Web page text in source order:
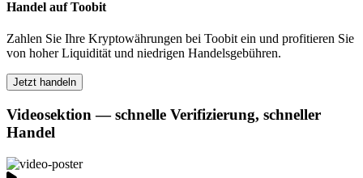
Handel auf Toobit
Zahlen Sie Ihre Kryptowährungen bei Toobit ein und profitieren Sie
von hoher Liquidität und niedrigen Handelsgebühren.
Jetzt handeln
Videosektion — schnelle Verifizierung, schneller
Handel